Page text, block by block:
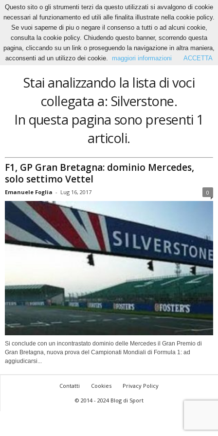
Home Tags Silverstone
Silverstone
Stai analizzando la lista di voci
collegata a: Silverstone.
In questa pagina sono presenti 1
articoli.
F1, GP Gran Bretagna: dominio Mercedes,
solo settimo Vettel
Emanuele Foglia - Lug 16, 2017 0
Si conclude con un incontrastato dominio delle Mercedes il Gran Premio di
Gran Bretagna, nuova prova del Campionati Mondiali di Formula 1: ad
aggiudicarsi...
Contatti Cookies
Privacy Policy
© 2014 - 2024 Blog di Sport
Questo sito o gli strumenti terzi da questo utilizzati si avvalgono di cookie
necessari al funzionamento ed utili alle finalita illustrate nella cookie policy.
Se vuoi saperne di piu o negare il consenso a tutti o ad alcuni cookie,
consulta la cookie policy. Chiudendo questo banner, scorrendo questa
pagina, cliccando su un link o proseguendo la navigazione in altra maniera,
acconsenti ad un utilizzo dei cookie.
maggiori informazioni ACCETTA